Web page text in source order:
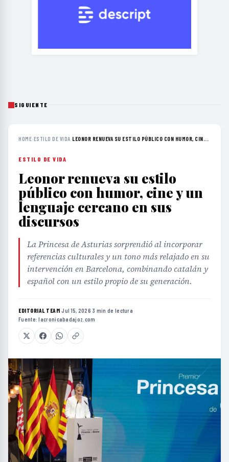
SIGUIENTE
HOME›ESTILO DE VIDA›LEONOR RENUEVA SU ESTILO PÚBLICO CON HUMOR, CIN...
ESTILO DE VIDA
Leonor renueva su estilo
público con humor, cine y un
lenguaje cercano en sus
discursos
La Princesa de Asturias sorprendió al incorporar
referencias culturales y un tono más relajado en su
intervención en Barcelona, combinando catalán y
español con un estilo propio de su generación.
EDITORIAL TEAM·Jul 15, 2026·3 min de lectura·
Fuente:lacronicabadajoz.com